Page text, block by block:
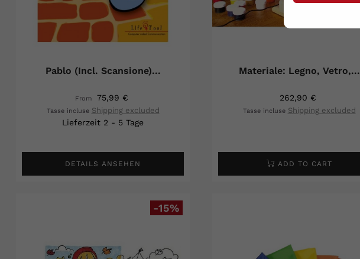
Pablo (incl. Scansione)...
From 75,99 €
Tasse incluse Shipping excluded
Lieferzeit 2 - 5 Tage
DETAILS ANSEHEN
Materiale: Legno, Vetro,...
262,90 €
Tasse incluse Shipping excluded
ADD TO CART
-15%